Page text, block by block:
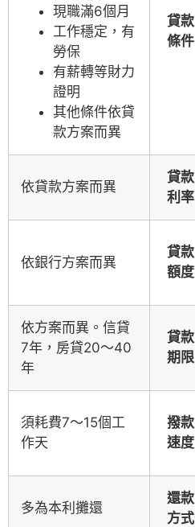
現職滿6個月
工作穩定，有
勞保
有薪轉等財力
證明
其他條件依貸
款方案而異
貸款
條件
依貸款方案而異
貸款
利率
依銀行方案而異
貸款
額度
依方案而異。信貸
7年，房貸20～40
年
貸款
期限
須耗費7～15個工
作天
撥款
速度
多為本利攤還
還款
方式